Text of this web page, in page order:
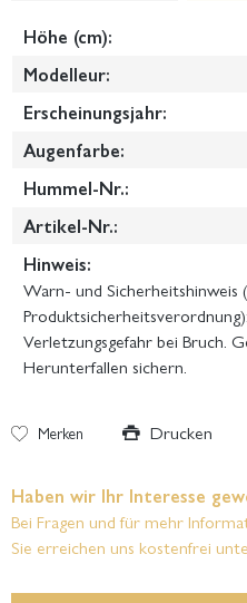
Höhe (cm):
Modelleur:
Erscheinungsjahr:
Augenfarbe:
Hummel-Nr.:
Artikel-Nr.:
Hinweis:
Warn- und Sicherheitshinweis
Verletzungsgefahr bei Bruch.
Herunterfallen sichern.
Merken Drucken
Haben wir Ihr Interesse
Bei Fragen und für mehr
Sie erreichen uns kostenfrei